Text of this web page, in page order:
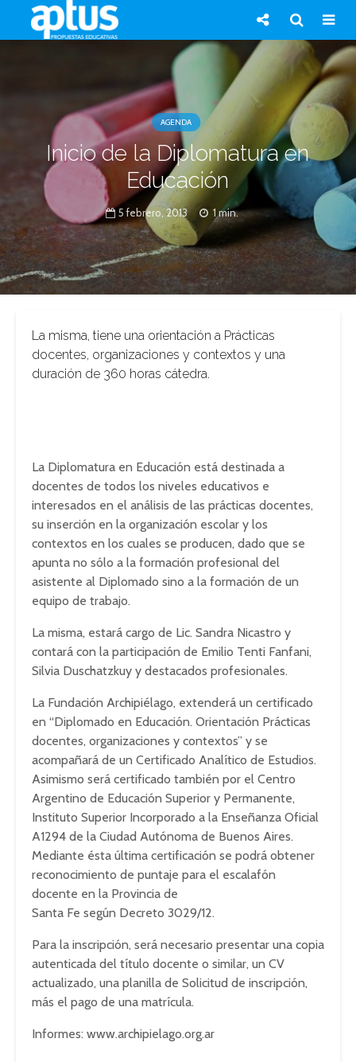
AGENDA
Inicio de la Diplomatura en
Educación
5 febrero, 2013 1 min.
La misma, tiene una orientación a Prácticas
docentes, organizaciones y contextos y una
duración de 360 horas cátedra.
La Diplomatura en Educación está destinada a
docentes de todos los niveles educativos e
interesados en el análisis de las prácticas docentes,
su inserción en la organización escolar y los
contextos en los cuales se producen, dado que se
apunta no sólo a la formación profesional del
asistente al Diplomado sino a la formación de un
equipo de trabajo.
La misma, estará cargo de Lic. Sandra Nicastro y
contará con la participación de Emilio Tenti Fanfani,
Silvia Duschatzkuy y destacados profesionales.
La Fundación Archipiélago, extenderá un certificado
en “Diplomado en Educación. Orientación Prácticas
docentes, organizaciones y contextos” y se
acompañará de un Certificado Analítico de Estudios.
Asimismo será certificado también por el Centro
Argentino de Educación Superior y Permanente,
Instituto Superior Incorporado a la Enseñanza Oficial
A1294 de la Ciudad Autónoma de Buenos Aires.
Mediante ésta última certificación se podrá obtener
reconocimiento de puntaje para el escalafón
docente en la Provincia de
Santa Fe según Decreto 3029/12.
Para la inscripción, será necesario presentar una copia
autenticada del título docente o similar, un CV
actualizado, una planilla de Solicitud de inscripción,
más el pago de una matrícula.
Informes: www.archipielago.org.ar